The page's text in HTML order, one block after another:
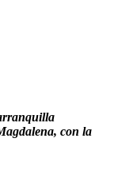
con la